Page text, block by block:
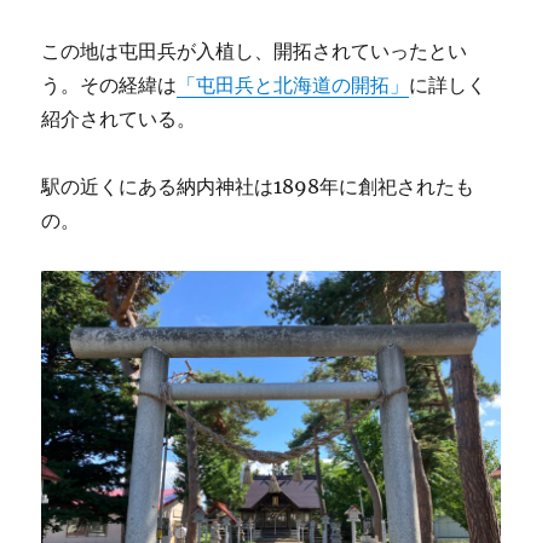
この地は屯田兵が入植し、開拓されていったとい
う。その経緯は 「屯田兵と北海道の開拓」 に詳しく
紹介されている。
駅の近くにある納内神社は1898年に創祀されたも
の。